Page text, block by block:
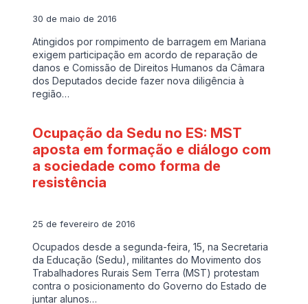
30 de maio de 2016
Atingidos por rompimento de barragem em Mariana
exigem participação em acordo de reparação de
danos e Comissão de Direitos Humanos da Câmara
dos Deputados decide fazer nova diligência à
região…
Ocupação da Sedu no ES: MST
aposta em formação e diálogo com
a sociedade como forma de
resistência
25 de fevereiro de 2016
Ocupados desde a segunda-feira, 15, na Secretaria
da Educação (Sedu), militantes do Movimento dos
Trabalhadores Rurais Sem Terra (MST) protestam
contra o posicionamento do Governo do Estado de
juntar alunos…